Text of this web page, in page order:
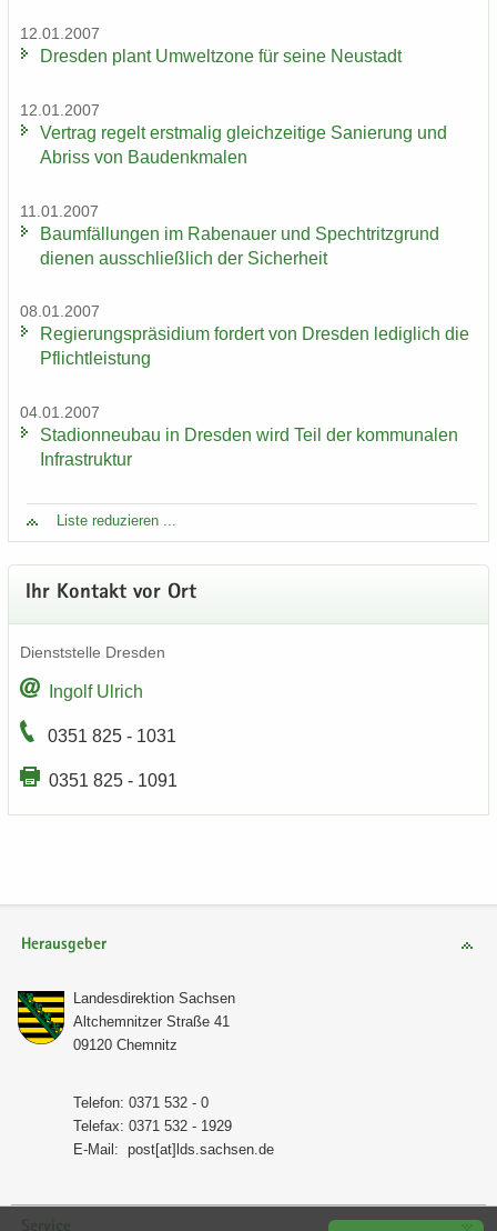
12.01.2007
Dres­den plant Um­welt­zo­ne für seine Neu­stadt
12.01.2007
Ver­trag re­gelt erst­ma­lig gleich­zei­ti­ge Sa­nie­rung und
Ab­riss von Bau­denk­ma­len
11.01.2007
Baum­fäl­lun­gen im Ra­be­nau­er und Spech­tritz­grund
die­nen aus­schließ­lich der Si­cher­heit
08.01.2007
Re­gie­rungs­prä­si­di­um for­dert von Dres­den le­dig­lich die
Pflicht­leis­tung
04.01.2007
Sta­di­on­neu­bau in Dres­den wird Teil der kom­mu­na­len
In­fra­struk­tur
Liste re­du­zie­ren ...
Ihr Kon­takt vor Ort
Dienst­stel­le Dres­den
In­golf Ul­rich
0351 825 - 1031
0351 825 - 1091
Herausgeber
Lan­des­di­rek­ti­on Sach­sen
Alt­chem­nit­zer Stra­ße 41
09120 Chem­nitz
Te­le­fon: 0371 532 - 0
Te­le­fax: 0371 532 - 1929
E-​Mail: post[at]lds.sach­sen.de